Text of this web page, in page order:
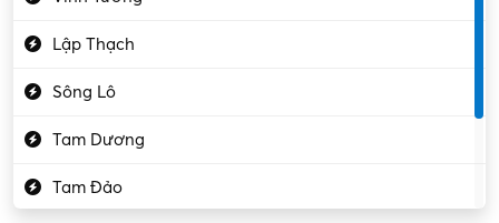
Kiểm soát chất lượng
Lập Thạch
Sông Lô
Tam Dương
Tam Đảo